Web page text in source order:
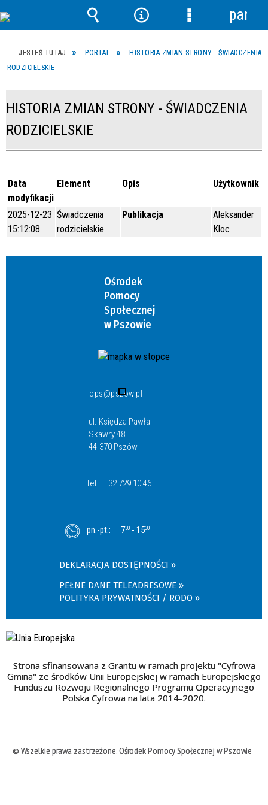
JESTEŚ TUTAJ PORTAL
HISTORIA ZMIAN STRONY - ŚWIADCZENIA
RODZICIELSKIE
HISTORIA ZMIAN STRONY - ŚWIADCZENIA
RODZICIELSKIE
Data
modyfikacji
Element Opis Użytkownik
2025-12-23
15:12:08
Świadczenia
rodzicielskie
Publikacja
Aleksander
Kloc
Ośrodek
Pomocy
Społecznej
w Pszowie
ops@pszow.pl
ul. Księdza Pawła
Skawry 48
44-370 Pszów
tel.: 32 729 10 46
pn.-pt.: 730 - 1530
DEKLARACJA DOSTĘPNOŚCI
PEŁNE DANE TELEADRESOWE
POLITYKA PRYWATNOŚCI / RODO
Strona sfinansowana z Grantu w ramach projektu "Cyfrowa
Gmina" ze środków Unii Europejskiej w ramach Europejskiego
Funduszu Rozwoju Regionalnego Programu Operacyjnego
Polska Cyfrowa na lata 2014-2020.
© Wszelkie prawa zastrzeżone, Ośrodek Pomocy Społecznej w Pszowie
Wyszukiwarka
NarzędziaMenu
szczegółowe
panel